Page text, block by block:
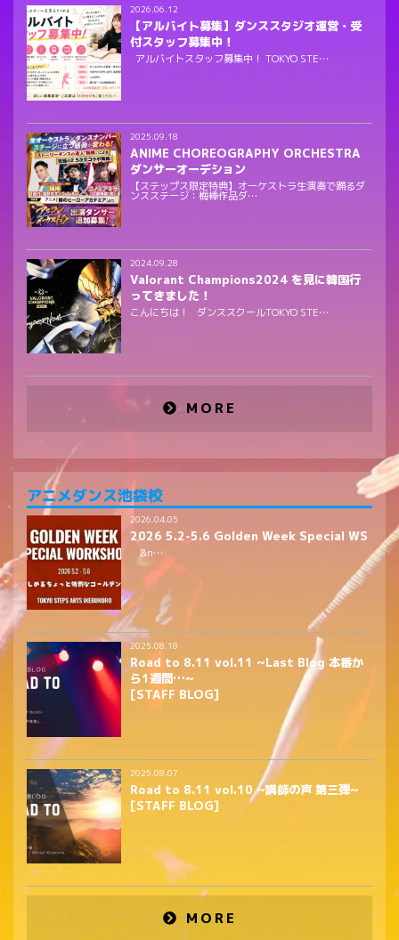
2026.06.12
【アルバイト募集】ダンススタジオ運営・受
付スタッフ募集中！
アルバイトスタッフ募集中！ TOKYO STE…
2025.09.18
ANIME CHOREOGRAPHY ORCHESTRA
ダンサーオーデション
【ステップス限定特典】オーケストラ生演奏で踊るダ
ンスステージ：梅棒作品ダ…
2024.09.28
Valorant Champions2024 を見に韓国行
ってきました！
こんにちは！ ダンススクールTOKYO STE…
MORE
アニメダンス池袋校
2026.04.05
2026 5.2-5.6 Golden Week Special WS
&n…
2025.08.18
Road to 8.11 vol.11 ~Last Blog 本番か
ら1週間…~
[STAFF BLOG]
2025.08.07
Road to 8.11 vol.10 ~講師の声 第三弾~
[STAFF BLOG]
MORE